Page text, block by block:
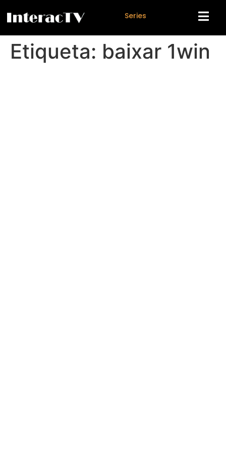
Series
Etiqueta: baixar 1win